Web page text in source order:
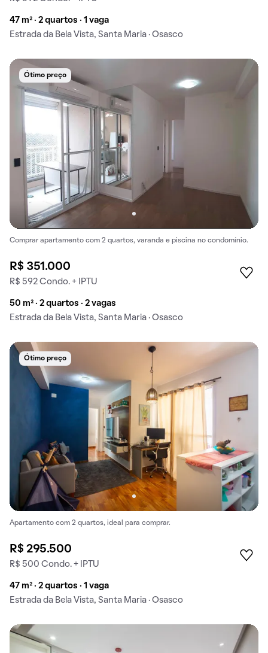
47 m² · 2 quartos · 1 vaga
Estrada da Bela Vista, Santa Maria · Osasco
Ótimo preço
Comprar apartamento com 2 quartos, varanda e piscina no condomínio.
R$ 351.000
R$ 592 Condo. + IPTU
50 m² · 2 quartos · 2 vagas
Estrada da Bela Vista, Santa Maria · Osasco
Ótimo preço
Apartamento com 2 quartos, ideal para comprar.
R$ 295.500
R$ 500 Condo. + IPTU
47 m² · 2 quartos · 1 vaga
Estrada da Bela Vista, Santa Maria · Osasco